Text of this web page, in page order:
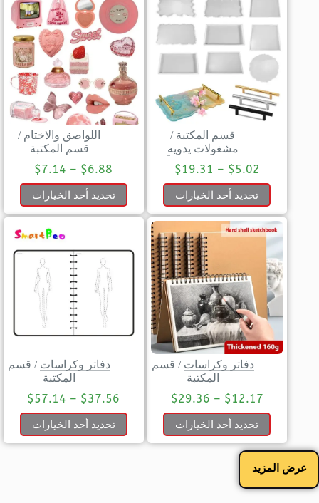
قسم المكتبة /
مشغولات يدويه
$5.02
–
$19.31
تحديد أحد الخيارات
اللواصق والاختام /
قسم المكتبة
$6.88
–
$7.14
تحديد أحد الخيارات
دفاتر وكراسات / قسم
المكتبة
$12.17
–
$29.36
تحديد أحد الخيارات
دفاتر وكراسات / قسم
المكتبة
$37.56
–
$57.14
تحديد أحد الخيارات
عرض المزيد